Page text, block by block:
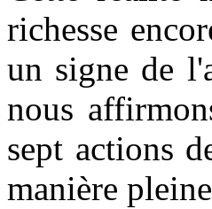
richesse
un signe de
nous
sept actions
manière